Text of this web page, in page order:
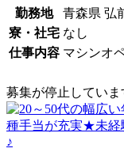
勤務地
青森県 弘
寮・社宅 なし
仕事内容 マシンオ
募集が停止していま